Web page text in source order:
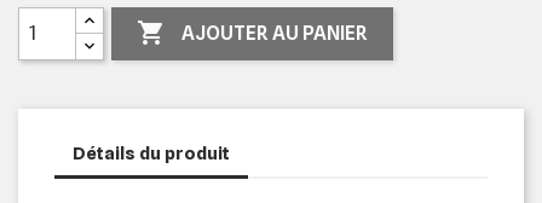
 AJOUTER AU PANIER
Détails du produit